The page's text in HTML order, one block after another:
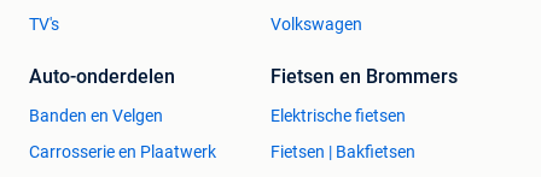
TV's
Volkswagen
Auto-onderdelen
Banden en Velgen
Carrosserie en Plaatwerk
Fietsen en Brommers
Elektrische fietsen
Fietsen | Bakfietsen